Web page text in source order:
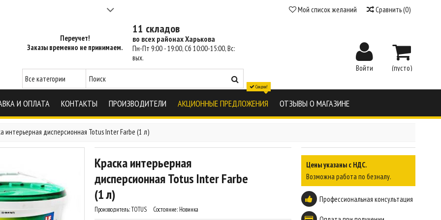
3 часа - SM Харьков Сравнить(0)
Мой список желаний
Переучет!
Заказы временно не принимаем.
11 складов
во всех районах Харькова
Пн-Пт 9:00 - 19:00, Сб 10:00-15:00, Вс:
вых.
(пусто)
Войти
И ОПЛАТА КОНТАКТЫ ПРОИЗВОДИТЕЛИ АКЦИОННЫЕ ПРЕДЛОЖЕНИЯ
Скидки!
ОТЗЫВЫ О МАГАЗИНЕ
интерьерная дисперсионная Totus Inter Farbe (1 л)
Краска интерьерная
дисперсионная Totus Inter Farbe
(1 л)
Производитель:TOTUS Состояние: Новинка
Цены указаны с НДС.
Возможна работа по безналу.
Профессиональная консультация